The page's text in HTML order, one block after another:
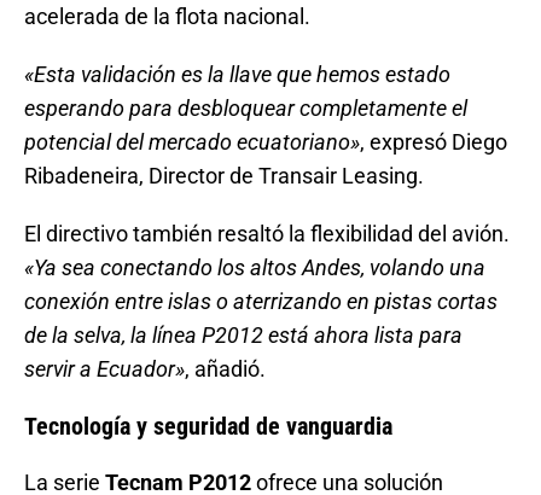
acelerada de la flota nacional.
«Esta validación es la llave que hemos estado
esperando para desbloquear completamente el
potencial del mercado ecuatoriano» , expresó Diego
Ribadeneira, Director de Transair Leasing.
El directivo también resaltó la flexibilidad del avión.
«Ya sea conectando los altos Andes, volando una
conexión entre islas o aterrizando en pistas cortas
de la selva, la línea P2012 está ahora lista para
servir a Ecuador» , añadió.
Tecnología y seguridad de vanguardia
La serie Tecnam P2012ofrece una solución